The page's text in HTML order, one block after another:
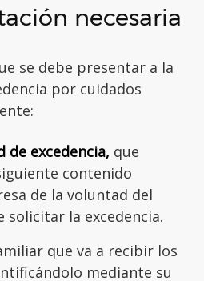
necesaria
se debe presentar a la
por cuidados
de excedencia, que
contenido
de la voluntad del
solicitar la excedencia.
que va a recibir los
mediante su